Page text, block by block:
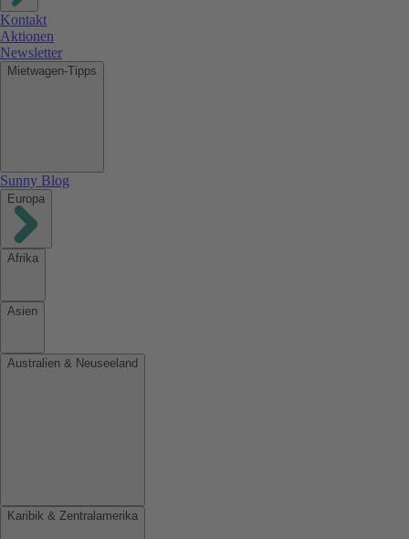
Kontakt
Aktionen
Newsletter
Mietwagen-Tipps
Sunny Blog
Europa
Afrika
Asien
Australien & Neuseeland
Karibik & Zentralamerika